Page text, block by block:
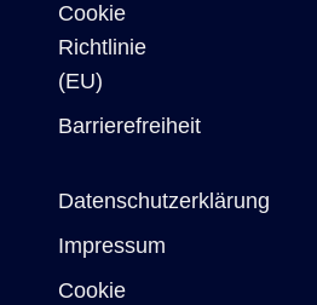
Cookie
Richtlinie
(EU)
Barrierefreiheit
Datenschutzerklärung
Impressum
Cookie